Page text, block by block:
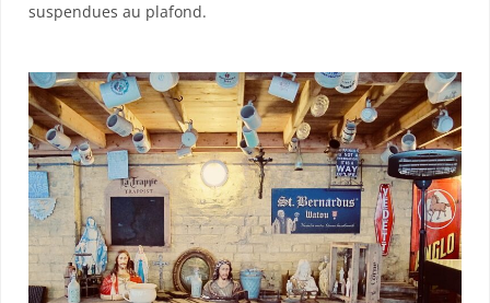
suspendues au plafond.